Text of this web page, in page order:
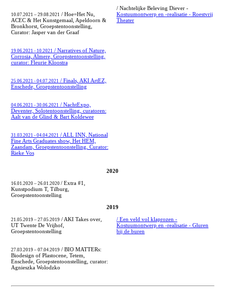
10.07.2021 – 29.08.2021 / Hoe=Het Nu,
ACEC & Het Kunstgemaal, Apeldoorn &
Bronkhorst, Groepstentoonstelling,
Curator: Jasper van der Graaf
19.06.2021 - 10.2021 / Narratives of Nature,
Corrosia, Almere, Groepstentoonstelling,
curator: Fleurie Kloostra
25.06.2021 - 04.07.2021 / Finals, AKI ArtEZ,
Enschede, Groepstentoonstelling
04.06.2021 - 30.06.2021 / NachtExpo,
Deventer, Solotentoonstelling, curatoren:
Aalt van de Glind & Bart Koldewee
31.03.2021 - 04.04.2021 / ALL INN, National
Fine Arts Graduates show, Het HEM,
Zaandam, Groepstentoonstelling, Curator:
Rieke Vos
/ Nachtelijke Beleving Diever -
Kostuumontwerp en -realisatie - Roestvrij
Theater
2020
16.01.2020 – 26.01.2020 / Extra #1,
Kunstpodium T, Tilburg,
Groepstentoonstelling
2019
21.05.2019 – 27.05.2019/ AKI Takes over,
UT Twente De Vrijhof,
Groepstentoonstelling
27.03.2019 – 07.04.2019/ BIO MATTERs:
Biodesign of Plastocene, Tetem,
Enschede, Groepstentoonstelling, curator:
Agnieszka Wolodzko
/ Een veld vol klaprozen -
Kostuumontwerp en -realisatie - Gluren
bij de buren